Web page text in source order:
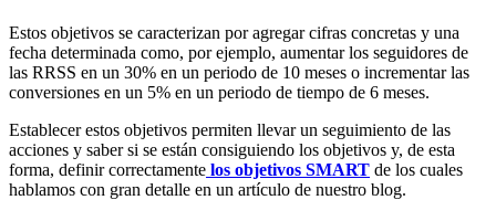
Estos objetivos se caracterizan por agregar cifras concretas y una
fecha determinada como, por ejemplo, aumentar los seguidores de
las RRSS en un 30% en un periodo de 10 meses o incrementar las
conversiones en un 5% en un periodo de tiempo de 6 meses.
Establecer estos objetivos permiten llevar un seguimiento de las
acciones y saber si se están consiguiendo los objetivos y, de esta
forma, definir correctamente los objetivos SMART de los cuales
hablamos con gran detalle en un artículo de nuestro blog.